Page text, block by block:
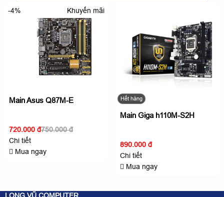
-4% Khuyến mãi
Main Asus Q87M-E
720.000 đ750.000 đ
Chi tiết
Mua ngay
Hết hàng
Main Giga h110M-S2H
890.000 đ
Chi tiết
Mua ngay